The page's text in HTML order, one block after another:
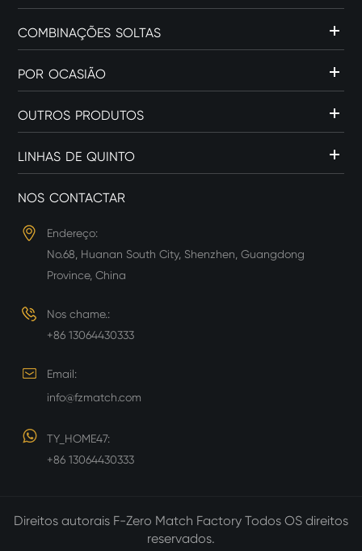
COMBINAÇÕES SOLTAS
POR OCASIÃO
OUTROS PRODUTOS
LINHAS DE QUINTO
NOS CONTACTAR
Endereço:
No.68, Huanan South City, Shenzhen, Guangdong
Province, China
Nos chame.:
+86 13064430333
Email:
info@fzmatch.com
TY_HOME47:
+86 13064430333
Direitos autorais F-Zero Match Factory Todos OS direitos
reservados.